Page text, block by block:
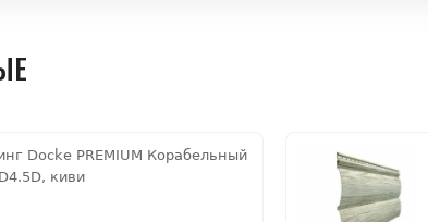
Docke PREMIUM Ко­ра­бель­ный
киви